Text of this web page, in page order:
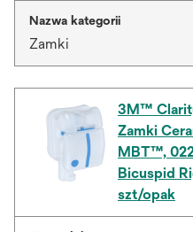
Nazwa kategorii
Zamki
3M™
Zamki
MBT™,
Bicuspid
szt/opak